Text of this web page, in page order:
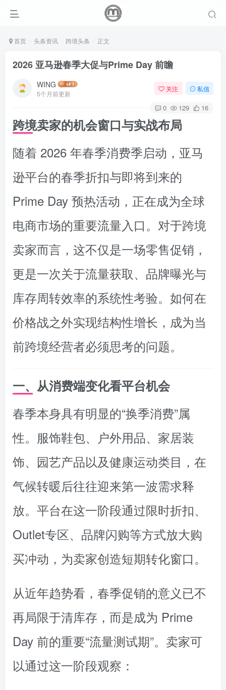
首页 头条资讯 跨境头条 正文
2026 亚马逊春季大促与Prime Day 前瞻
WING
5个月前更新
关注 私信
0 129 16
跨境卖家的机会窗口与实战布局
随着 2026 年春季消费季启动，亚马
逊平台的春季折扣与即将到来的
Prime Day 预热活动，正在成为全球
电商市场的重要流量入口。对于跨境
卖家而言，这不仅是一场零售促销，
更是一次关于流量获取、品牌曝光与
库存周转效率的系统性考验。如何在
价格战之外实现结构性增长，成为当
前跨境经营者必须思考的问题。
一、从消费端变化看平台机会
春季本身具有明显的“换季消费”属
性。服饰鞋包、户外用品、家居装
饰、园艺产品以及健康运动类目，在
气候转暖后往往迎来第一波需求释
放。平台在这一阶段通过限时折扣、
Outlet专区、品牌闪购等方式放大购
买冲动，为卖家创造短期转化窗口。
从近年趋势看，春季促销的意义已不
再局限于清库存，而是成为 Prime
Day 前的重要“流量测试期”。卖家可
以通过这一阶段观察：